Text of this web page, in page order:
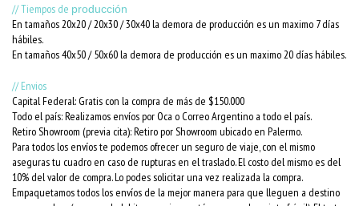
// Tiempos de producción
En tamaños 20x20 / 20x30 / 30x40 la demora de producción es un maximo 7 días
hábiles.
En tamaños 40x50 / 50x60 la demora de producción es un maximo 20 días hábiles.
// Envios
Capital Federal: Gratis con la compra de más de $150.000
Todo el país: Realizamos envíos por Oca o Correo Argentino a todo el país.
Retiro Showroom (previa cita): Retiro por Showroom ubicado en Palermo.
Para todos los envíos te podemos ofrecer un seguro de viaje, con el mismo
aseguras tu cuadro en caso de rupturas en el traslado. El costo del mismo es del
10% del valor de compra. Lo podes solicitar una vez realizada la compra.
Empaquetamos todos los envíos de la mejor manera para que lleguen a destino